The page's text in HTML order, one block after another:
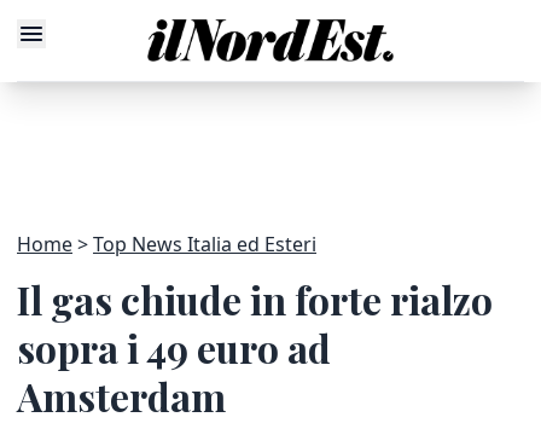
Home Top News Italia ed Esteri
Il gas chiude in forte rialzo
sopra i 49 euro ad
Amsterdam